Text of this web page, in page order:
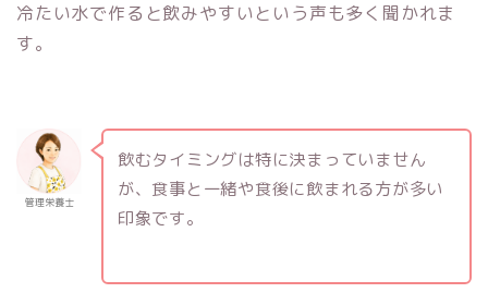
冷たい水で作ると飲みやすいという声も多く聞かれま
す。
管理栄養士
飲むタイミングは特に決まっていません
が、食事と一緒や食後に飲まれる方が多い
印象です。